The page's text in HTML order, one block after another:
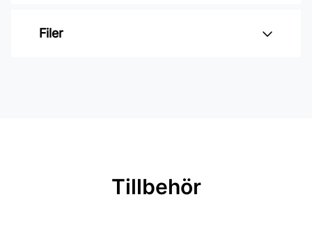
Varumärke: Midbec Tapeter
Rekommenderat lim: Hernia non
Filer
Tillbehör